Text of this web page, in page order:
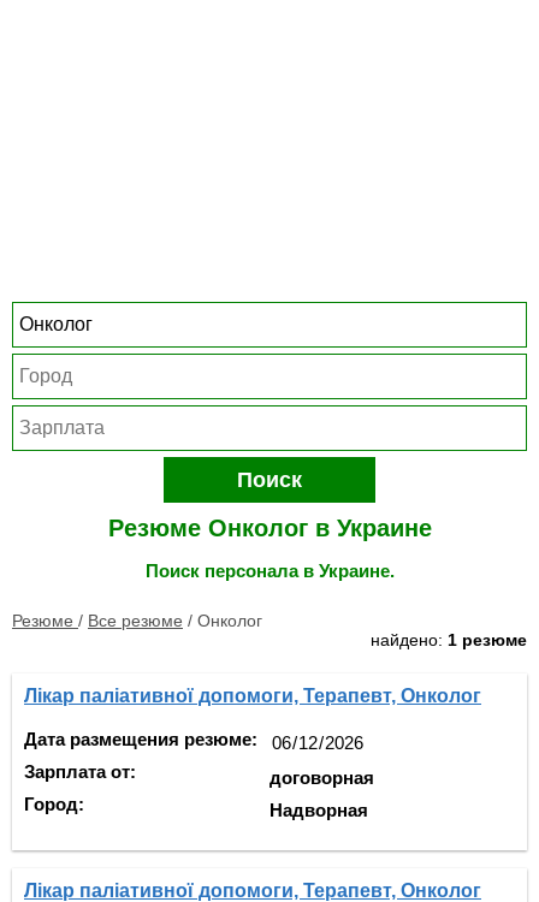
Поиск
Резюме Онколог в Украине
Поиск персонала в Украине.
Резюме / Все резюме / Онколог
найдено: 1 резюме
Лікар паліативної допомоги, Терапевт, Онколог
Дата размещения резюме:
Зарплата от:
Город:
договорная
Надворная
Лікар паліативної допомоги, Терапевт, Онколог